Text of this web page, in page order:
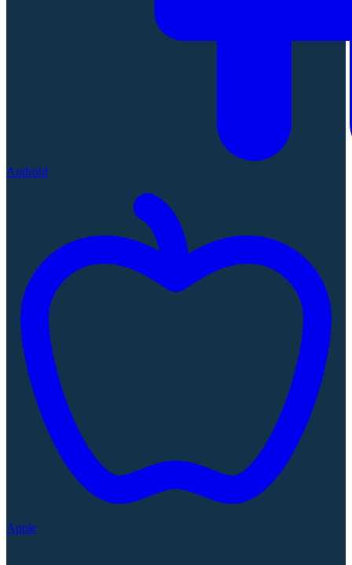
Android
Apple